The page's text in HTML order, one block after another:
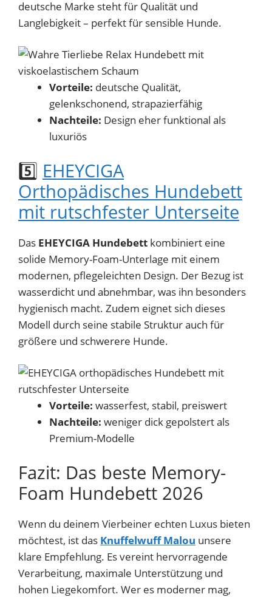
deutsche Marke steht für Qualität und
Langlebigkeit – perfekt für sensible Hunde.
Vorteile: deutsche Qualität,
gelenkschonend, strapazierfähig
Nachteile: Design eher funktional als
luxuriös
5️⃣ EHEYCIGA
Orthopädisches Hundebett
mit rutschfester Unterseite
Das EHEYCIGA Hundebett kombiniert eine
solide Memory-Foam-Unterlage mit einem
modernen, pflegeleichten Design. Der Bezug ist
wasserdicht und abnehmbar, was ihn besonders
hygienisch macht. Zudem eignet sich dieses
Modell durch seine stabile Struktur auch für
größere und schwerere Hunde.
Vorteile: wasserfest, stabil, preiswert
Nachteile: weniger dick gepolstert als
Premium-Modelle
Fazit: Das beste Memory-
Foam Hundebett 2026
Wenn du deinem Vierbeiner echten Luxus bieten
möchtest, ist das Knuffelwuff Malou unsere
klare Empfehlung. Es vereint hervorragende
Verarbeitung, maximale Unterstützung und
hohen Liegekomfort. Wer es moderner mag,